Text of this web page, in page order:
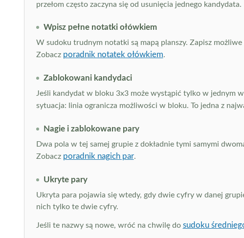
przełom często zaczyna się od usunięcia jednego kandydata.
Wpisz pełne notatki ołówkiem
W sudoku trudnym notatki są mapą planszy. Zapisz
Zobacz poradnik notatek ołówkiem.
Zablokowani kandydaci
Jeśli kandydat w bloku 3x3 może wystąpić tylko w jednym
sytuacja: linia ogranicza możliwości w bloku. To jedna z
Nagie i zablokowane pary
Dwa pola w tej samej grupie z dokładnie tymi samymi
Zobacz poradnik nagich par.
Ukryte pary
Ukryta para pojawia się wtedy, gdy dwie cyfry w danej
nich tylko te dwie cyfry.
Jeśli te nazwy są nowe, wróć na chwilę do sudoku